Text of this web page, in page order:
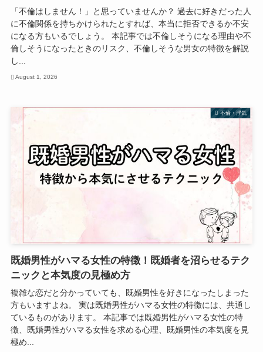
「不倫はしません！」と思っていませんか？ 過去に好きだった人
に不倫関係を持ちかけられたとすれば、本当に拒否できるか不安
になる方もいるでしょう。 本記事では不倫しそうになる理由や不
倫しそうになったときのリスク、不倫しそうな男女の特徴を解説
し...
August 1, 2026
不倫・浮気
既婚男性がハマる女性の特徴！既婚者を沼らせるテク
ニックと本気度の見極め方
複雑な恋だと分かっていても、既婚男性を好きになったしまった
方もいますよね。 実は既婚男性がハマる女性の特徴には、共通し
ているものがあります。 本記事では既婚男性がハマる女性の特
徴、既婚男性がハマる女性を求める心理、既婚男性の本気度を見
極め...